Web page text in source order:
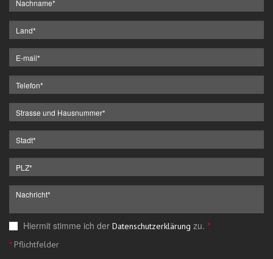
Hiermit stimme ich der Datenschutzerklärung zu. *
*Pflichtfelder